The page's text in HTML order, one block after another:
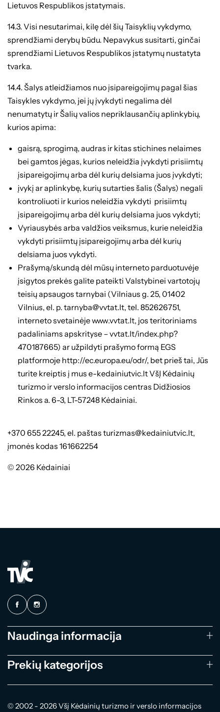
Lietuvos Respublikos įstatymais.
14.3. Visi nesutarimai, kilę dėl šių Taisyklių vykdymo,
sprendžiami derybų būdu. Nepavykus susitarti, ginčai
sprendžiami Lietuvos Respublikos įstatymų nustatyta
tvarka.
14.4. Šalys atleidžiamos nuo įsipareigojimų pagal šias
Taisykles vykdymo, jei jų įvykdyti negalima dėl
nenumatytų ir Šalių valios nepriklausančių aplinkybių,
kurios apima:
gaisrą, sprogimą, audras ir kitas stichines nelaimes
bei gamtos jėgas, kurios neleidžia įvykdyti prisiimtų
įsipareigojimų arba dėl kurių delsiama juos įvykdyti;
įvykį ar aplinkybę, kurių sutarties šalis (Šalys) negali
kontroliuoti ir kurios neleidžia vykdyti prisiimtų
įsipareigojimų arba dėl kurių delsiama juos vykdyti;
Vyriausybės arba valdžios veiksmus, kurie neleidžia
vykdyti prisiimtų įsipareigojimų arba dėl kurių
delsiama juos vykdyti.
Prašymą/skundą dėl mūsų interneto parduotuvėje
įsigytos prekės galite pateikti Valstybinei vartotojų
teisių apsaugos tarnybai (Vilniaus g. 25, 01402
Vilnius, el. p. tarnyba@vvtat.lt, tel. 852626751,
interneto svetainėje www.vvtat.lt, jos teritoriniams
padaliniams apskrityse – vvtat.lt/index.php?
470187665) ar užpildyti prašymo formą EGS
platformoje http://ec.europa.eu/odr/, bet prieš tai, Jūs
turite kreiptis į mus e-kedainiutvic.lt VšĮ Kėdainių
turizmo ir verslo informacijos centras Didžiosios
Rinkos a. 6-3, LT-57248 Kėdainiai.
+370 655 22245, el. paštas turizmas@kedainiutvic.lt,
įmonės kodas 161662254
© 2026 Kėdainiai
Naudinga informacija
Prekių kategorijos
© 2002 - 2026 Všį Kėdainių turizmo ir verslo informacijos